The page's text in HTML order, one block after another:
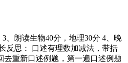
、朗读生物40分，地理30分 4、晚
反思： 口述有理数加减法，带括
重新口述例题，第一遍口述例题